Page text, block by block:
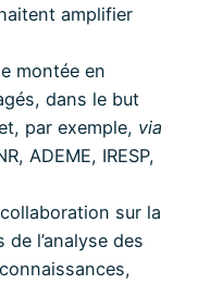
amplifier
montée en
dans le but
par exemple, via
ADEME, IRESP,
sur la
l’analyse des